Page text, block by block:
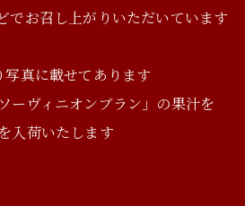
でお召し上がりいただいています
真に載せてあります
ーヴィニオンブラン」の果汁を
入荷いたします